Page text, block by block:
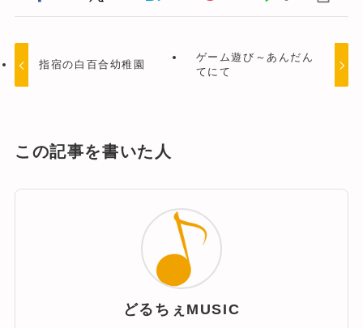
指宿の白百合幼稚園
ゲーム遊び～あんだん
てにて
この記事を書いた人
どるちぇMUSIC